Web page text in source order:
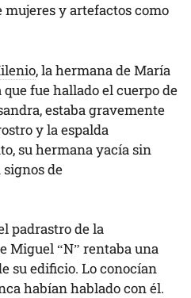
y artefactos como
, la hermana de María
fue hallado el cuerpo de
estaba gravemente
y la espalda
su hermana yacía sin
de
padrastro de la
Miguel “N” rentaba una
su edificio. Lo conocían
habían hablado con él.